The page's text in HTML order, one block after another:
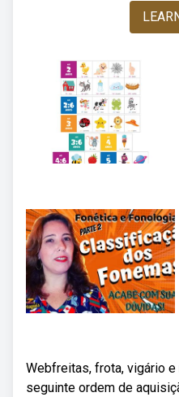
Webfreitas, frota, vigário
seguinte ordem de